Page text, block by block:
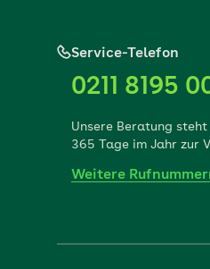
Service-Telefon
0211 8195
Unsere Beratung
365 Tage im Jahr zur
Weitere